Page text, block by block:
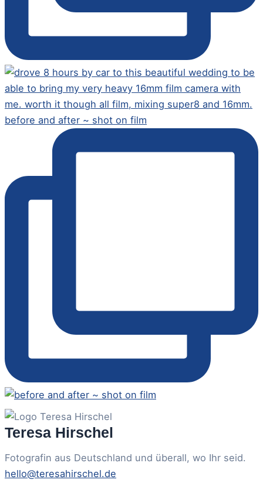
before and after ~ shot on film
Teresa Hirschel
Fotografin aus Deutschland und überall, wo Ihr seid.
hello@teresahirschel.de